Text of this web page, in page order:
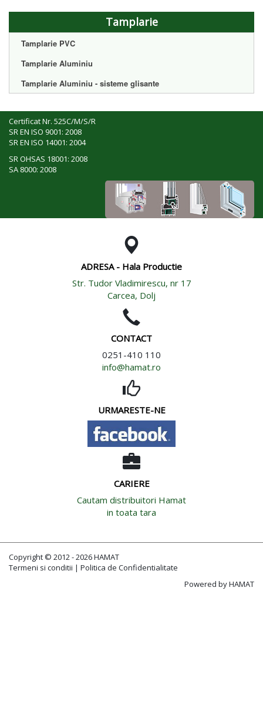
Tamplarie
Tamplarie PVC
Tamplarie Aluminiu
Tamplarie Aluminiu - sisteme glisante
Certificat Nr. 525C/M/S/R
SR EN ISO 9001: 2008
SR EN ISO 14001: 2004
SR OHSAS 18001: 2008
SA 8000: 2008
ADRESA - Hala Productie
Str. Tudor Vladimirescu, nr 17
Carcea, Dolj
CONTACT
0251-410 110
info@hamat.ro
URMARESTE-NE
CARIERE
Cautam distribuitori Hamat
in toata tara
Copyright © 2012 - 2026 HAMAT
Termeni si conditii | Politica de Confidentialitate
Powered byHAMAT